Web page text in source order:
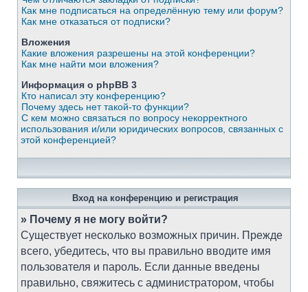
Как мне подписаться на определённую тему или форум?
Как мне отказаться от подписки?
Вложения
Какие вложения разрешены на этой конференции?
Как мне найти мои вложения?
Информация о phpBB 3
Кто написал эту конференцию?
Почему здесь нет такой-то функции?
С кем можно связаться по вопросу некорректного
использования и/или юридических вопросов, связанных с
этой конференцией?
Вход на конференцию и регистрация
» Почему я не могу войти?
Существует несколько возможных причин. Прежде
всего, убедитесь, что вы правильно вводите имя
пользователя и пароль. Если данные введены
правильно, свяжитесь с администратором, чтобы